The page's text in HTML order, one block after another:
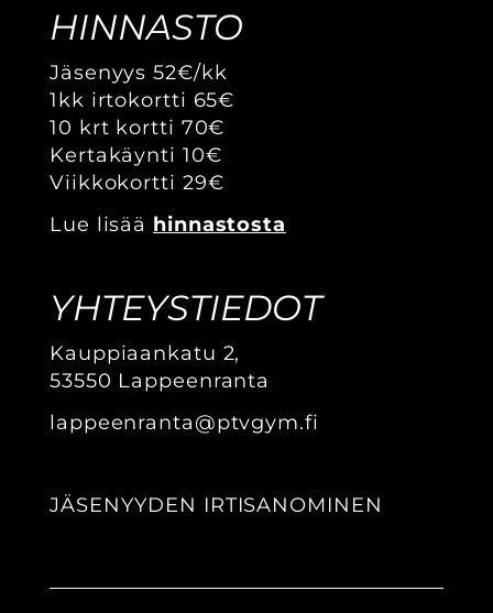
HINNASTO
Jäsenyys 52€/kk
1kk irtokortti 65€
10 krt kortti 70€
Kertakäynti 10€
Viikkokortti 29€
Lue lisää hinnastosta
YHTEYSTIEDOT
Kauppiaankatu 2,
​​​​​​​53550 Lappeenranta
lappeenranta@ptvgym.fi
JÄSENYYDEN IRTISANOMINEN​​​​​​​​​​​​​​